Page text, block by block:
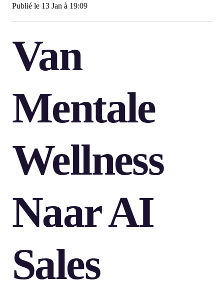
Publié le 13 Jan à 19:09
Van
Mentale
Wellness
Naar AI
Sales